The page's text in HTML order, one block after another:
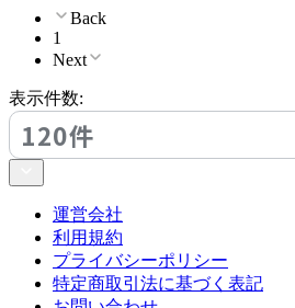
artek
Artemide
アルテミデ
ARUNAi
Back
1
Next
表示件数:
120件
運営会社
利用規約
プライバシーポリシー
特定商取引法に基づく表記